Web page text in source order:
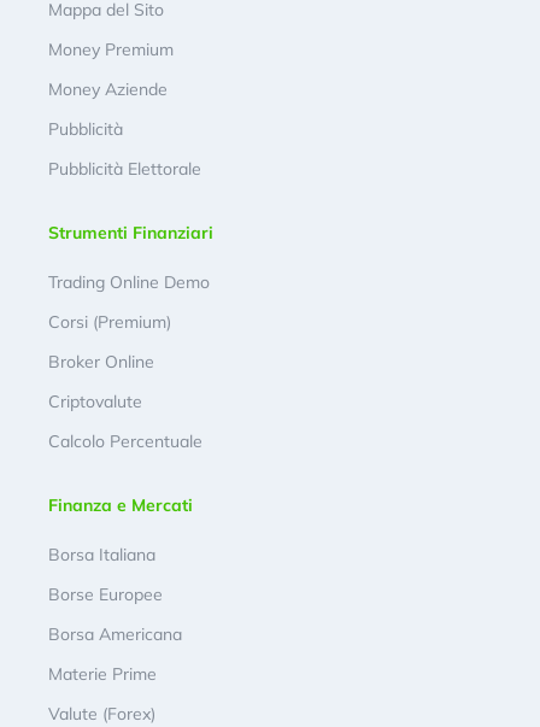
Mappa del Sito
Money Premium
Money Aziende
Pubblicità
Pubblicità Elettorale
Strumenti Finanziari
Trading Online Demo
Corsi (Premium)
Broker Online
Criptovalute
Calcolo Percentuale
Finanza e Mercati
Borsa Italiana
Borse Europee
Borsa Americana
Materie Prime
Valute (Forex)